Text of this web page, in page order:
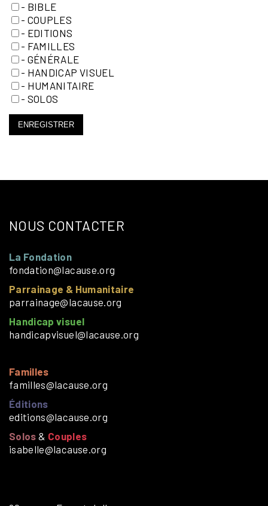
- BIBLE
- COUPLES
- EDITIONS
- FAMILLES
- GÉNÉRALE
- HANDICAP VISUEL
- HUMANITAIRE
- SOLOS
ENREGISTRER
NOUS CONTACTER
La Fondation
fondation@lacause.org
Parrainage & Humanitaire
parrainage@lacause.org
Handicap visuel
handicapvisuel@lacause.org
Familles
familles@lacause.org
Éditions
editions@lacause.org
Solos & Couples
isabelle@lacause.org